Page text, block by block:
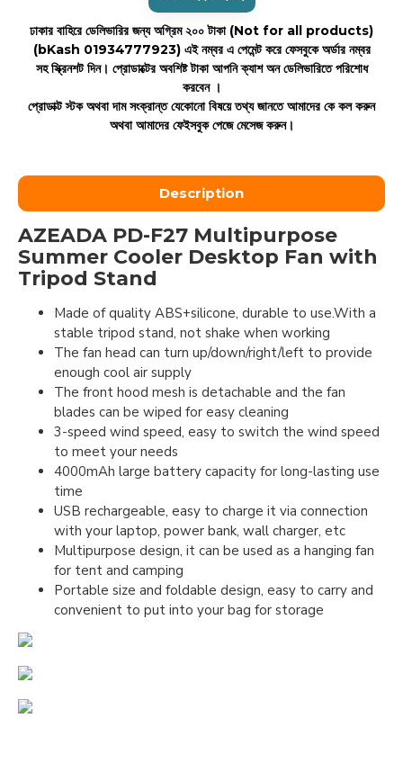
ঢাকার বাহিরে ডেলিভারির জন্য অগ্রিম ২০০ টাকা (Not for all products)
(bKash 01934777923) এই নম্বর এ পেমেন্ট করে ফেসবুকে অর্ডার নম্বর
সহ স্ক্রিনশট দিন। প্রোডাক্টের অবশিষ্ট টাকা আপনি ক্যাশ অন ডেলিভারিতে পরিশোধ
করবেন ।
প্রোডাক্ট স্টক অথবা দাম সংক্রান্ত যেকোনো বিষয়ে তথ্য জানতে আমাদের কে কল করুন
অথবা আমাদের ফেইসবুক পেজে মেসেজ করুন।
Description
AZEADA PD-F27 Multipurpose
Summer Cooler Desktop Fan with
Tripod Stand
Made of quality ABS+silicone, durable to use.With a
stable tripod stand, not shake when working
The fan head can turn up/down/right/left to provide
enough cool air supply
The front hood mesh is detachable and the fan
blades can be wiped for easy cleaning
3-speed wind speed, easy to switch the wind speed
to meet your needs
4000mAh large battery capacity for long-lasting use
time
USB rechargeable, easy to charge it via connection
with your laptop, power bank, wall charger, etc
Multipurpose design, it can be used as a hanging fan
for tent and camping
Portable size and foldable design, easy to carry and
convenient to put into your bag for storage